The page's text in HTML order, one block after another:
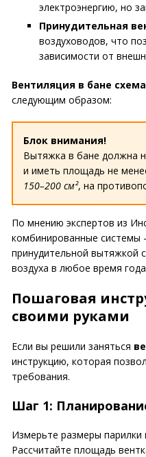
электроэнергию, но
Принудительная
воздуховодов, что
зависимости от
Вентиляция в бане схема
следующим образом:
Блок внимания!
Вытяжка в бане должна
и иметь площадь не
150–200 см², на
По мнению экспертов из
комбинированные системы
принудительной вытяжкой
воздуха в любое время
Пошаговая
своими руками
Если вы решили заняться
инструкцию, которая
требования.
Шаг 1:
Измерьте размеры парилки
Рассчитайте площадь